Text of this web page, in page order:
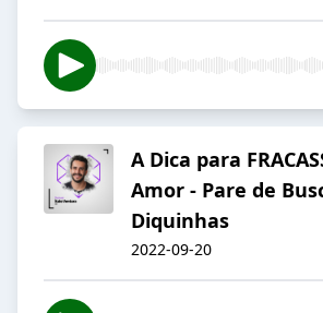
A Dica para
Amor - Pare de
Diquinhas
2022-09-20